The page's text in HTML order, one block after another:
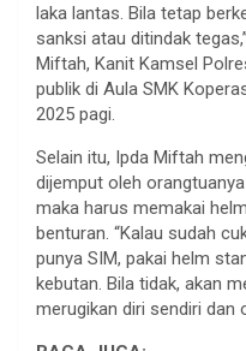
laka lantas. Bila tetap
sanksi atau ditindak
Miftah, Kanit Kamsel
publik di Aula SMK
2025 pagi.
Selain itu, Ipda Miftah
dijemput oleh
maka harus memakai
benturan. “Kalau sudah
punya SIM, pakai helm
kebutan. Bila tidak, akan
merugikan diri sendiri dan